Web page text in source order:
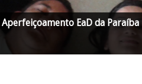
EaD da Paraíba